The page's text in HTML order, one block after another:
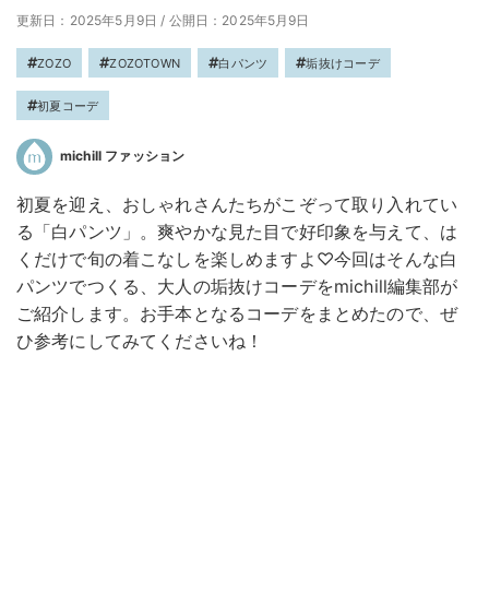
更新日：2025年5月9日 / 公開日：2025年5月9日
ZOZO ZOZOTOWN 白パンツ 垢抜けコーデ
初夏コーデ
michill ファッション
初夏を迎え、おしゃれさんたちがこぞって取り入れてい
る「白パンツ」。爽やかな見た目で好印象を与えて、は
くだけで旬の着こなしを楽しめますよ♡今回はそんな白
パンツでつくる、大人の垢抜けコーデをmichill編集部が
ご紹介します。お手本となるコーデをまとめたので、ぜ
ひ参考にしてみてくださいね！